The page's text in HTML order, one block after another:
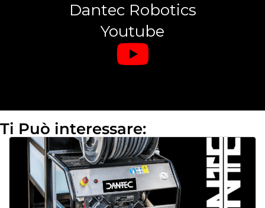
Dantec Robotics
Youtube
Ti Può interessare: